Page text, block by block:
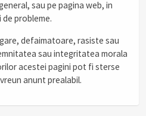
sau pe pagina web, in
probleme.
defaimatoare, rasiste sau
sau integritatea morala
acestei pagini pot fi sterse
anunt prealabil.